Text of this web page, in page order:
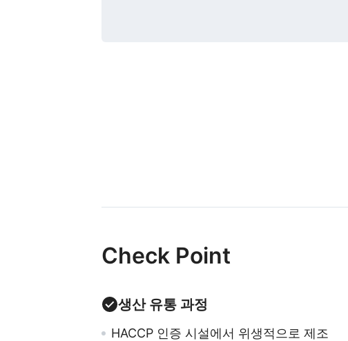
Check Point
생산 유통 과정
HACCP 인증 시설에서 위생적으로 제조